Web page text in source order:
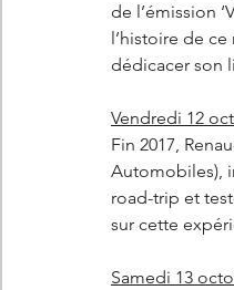
de l’émission
l’histoire de
dédicacer son
Vendredi 12
Fin 2017,
Automobiles),
road-trip et
sur cette
Samedi 13